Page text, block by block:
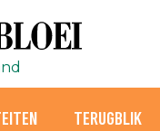
TERUGBLIK